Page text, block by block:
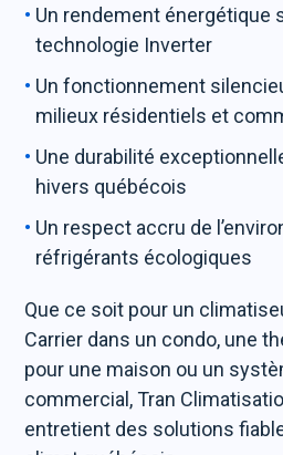
Un rendement énergétique
technologie Inverter
Un fonctionnement
milieux résidentiels et
Une durabilité
hivers québécois
Un respect accru de
réfrigérants écologiques
Que ce soit pour un
Carrier dans un condo, une
pour une maison ou un
commercial, Tran
entretient des solutions